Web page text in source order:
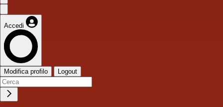
Accedi
Modifica profilo Logout